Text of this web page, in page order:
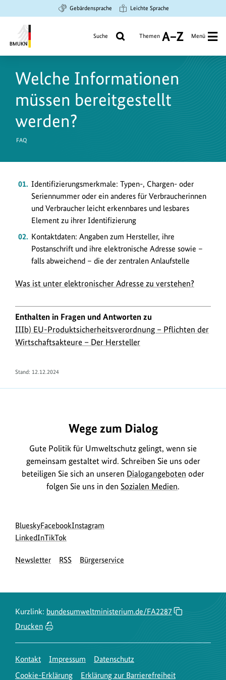
Hauptinhalt
springen
Suche
springen
Hauptnavigation
springen
Gebärdensprache Leichte Sprache
Umwelt,
Naturschutz
nukleare
Sicherheit
Suche Themen
A
Z
Menü
Welche Informationen
müssen bereitgestellt
werden?
FAQ
Identifizierungsmerkmale: Typen-, Chargen- oder
Seriennummer oder ein anderes für Verbraucherinnen
und Verbraucher leicht erkennbares und lesbares
Element zu ihrer Identifizierung
Kontaktdaten: Angaben zum Hersteller, ihre
Postanschrift und ihre elektronische Adresse sowie –
falls abweichend – die der zentralen Anlaufstelle
Was ist unter elektronischer Adresse zu verstehen?
Enthalten in Fragen und Antworten zu
IIIb) EU-Produktsicherheitsverordnung – Pflichten der
Wirtschaftsakteure – Der Hersteller
Stand: 12.12.2024
Wege zum Dialog
Gute Politik für Umweltschutz gelingt, wenn sie
gemeinsam gestaltet wird. Schreiben Sie uns oder
beteiligen Sie sich an unseren Dialogangeboten oder
folgen Sie uns in den Sozialen Medien.
Social
Media
Blueskyzur
Bluesky-
des
Facebookzur
des
Instagram
des
LinkedInzur
Seite
zur
Seite
TikTok
Newsletter RSS Bürgerservice
Kurzlink: bundesumweltministerium.de/FA2287
Drucken
Kontakt Impressum
Datenschutz
Cookie-Erklärung
Erklärung zur Barrierefreiheit